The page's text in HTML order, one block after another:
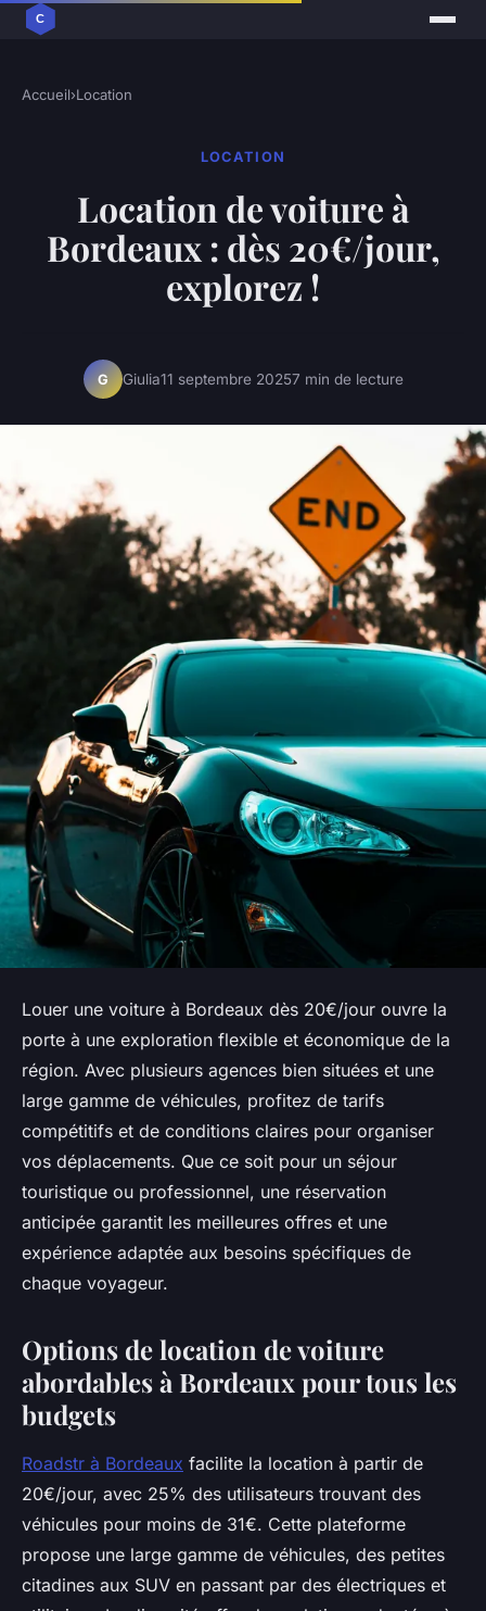
Accueil›Location
LOCATION
Location de voiture à
Bordeaux : dès 20€/jour,
explorez !
G Giulia11 septembre 20257 min de lecture
Louer une voiture à Bordeaux dès 20€/jour ouvre la
porte à une exploration flexible et économique de la
région. Avec plusieurs agences bien situées et une
large gamme de véhicules, profitez de tarifs
compétitifs et de conditions claires pour organiser
vos déplacements. Que ce soit pour un séjour
touristique ou professionnel, une réservation
anticipée garantit les meilleures offres et une
expérience adaptée aux besoins spécifiques de
chaque voyageur.
Options de location de voiture
abordables à Bordeaux pour tous les
budgets
Roadstr à Bordeaux facilite la location à partir de
20€/jour, avec 25% des utilisateurs trouvant des
véhicules pour moins de 31€. Cette plateforme
propose une large gamme de véhicules, des petites
citadines aux SUV en passant par des électriques et